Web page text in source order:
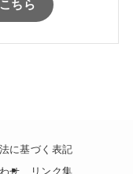
ちら
に基づく表記
せ リンク集